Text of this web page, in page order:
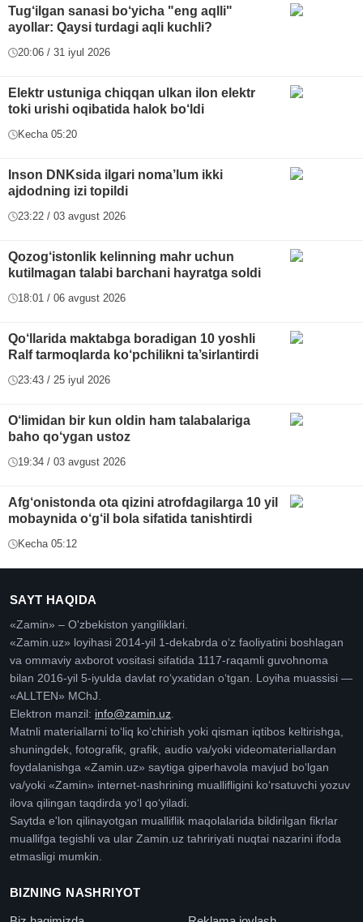
Tug‘ilgan sanasi bo‘yicha "eng aqlli"
ayollar: Qaysi turdagi aqli kuchli?
20:06 / 31 iyul 2026
Elektr ustuniga chiqqan ulkan ilon elektr
toki urishi oqibatida halok bo‘ldi
Kecha 05:20
Inson DNKsida ilgari noma’lum ikki
ajdodning izi topildi
23:22 / 03 avgust 2026
Qozog‘istonlik kelinning mahr uchun
kutilmagan talabi barchani hayratga soldi
18:01 / 06 avgust 2026
Qo‘llarida maktabga boradigan 10 yoshli
Ralf tarmoqlarda ko‘pchilikni ta’sirlantirdi
23:43 / 25 iyul 2026
O‘limidan bir kun oldin ham talabalariga
baho qo‘ygan ustoz
19:34 / 03 avgust 2026
Afg‘onistonda ota qizini atrofdagilarga 10 yil
mobaynida o‘g‘il bola sifatida tanishtirdi
Kecha 05:12
SAYT HAQIDA
«Zamin» – O'zbekiston yangiliklari.
«Zamin.uz» loyihasi 2014-yil 1-dekabrda oʻz faoliyatini boshlagan
va ommaviy axborot vositasi sifatida 1117-raqamli guvohnoma
bilan 2016-yil 5-iyulda davlat roʻyxatidan oʻtgan. Loyiha muassisi —
«ALLTEN» MChJ.
Elektron manzil: info@zamin.uz.
Matnli materiallarni toʻliq koʻchirish yoki qisman iqtibos keltirishga,
shuningdek, fotografik, grafik, audio va/yoki videomateriallardan
foydalanishga «Zamin.uz» saytiga giperhavola mavjud boʻlgan
va/yoki «Zamin» internet-nashrining muallifligini koʻrsatuvchi yozuv
ilova qilingan taqdirda yoʻl qoʻyiladi.
Saytda e'lon qilinayotgan mualliflik maqolalarida bildirilgan fikrlar
muallifga tegishli va ular Zamin.uz tahririyati nuqtai nazarini ifoda
etmasligi mumkin.
BIZNING NASHRIYOT